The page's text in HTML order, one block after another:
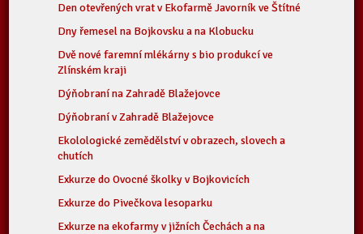
Den otevřených vrat v Ekofarmě Javorník ve Štítné
Dny řemesel na Bojkovsku a na Klobucku
Dvě nové faremní mlékárny s bio produkcí ve
Zlínském kraji
Dýňobraní na Zahradě Blažejovce
Dýňobraní v Zahradě Blažejovce
Ekolologické zemědělství v obrazech, slovech a
chutích
Exkurze do Ovocné školky v Bojkovicích
Exkurze do Pivečkova lesoparku
Exkurze na ekofarmy v jižních Čechách a na